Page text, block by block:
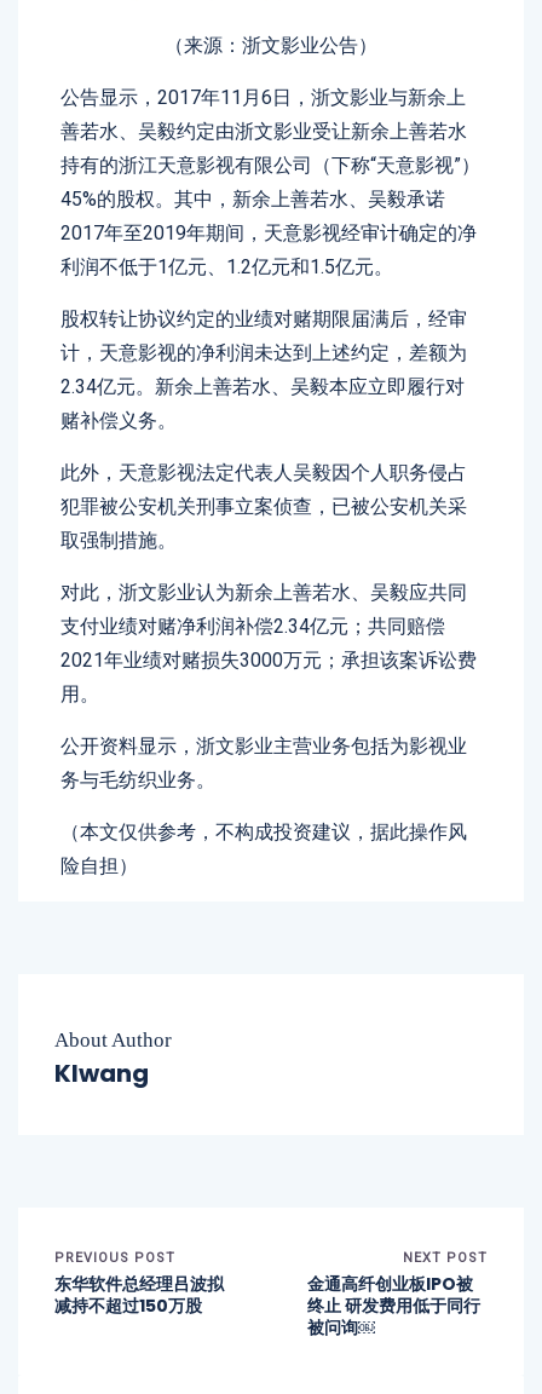
（来源：浙文影业公告）
公告显示，2017年11月6日，浙文影业与新余上
善若水、吴毅约定由浙文影业受让新余上善若水
持有的浙江天意影视有限公司（下称“天意影视”）
45%的股权。其中，新余上善若水、吴毅承诺
2017年至2019年期间，天意影视经审计确定的净
利润不低于1亿元、1.2亿元和1.5亿元。
股权转让协议约定的业绩对赌期限届满后，经审
计，天意影视的净利润未达到上述约定，差额为
2.34亿元。新余上善若水、吴毅本应立即履行对
赌补偿义务。
此外，天意影视法定代表人吴毅因个人职务侵占
犯罪被公安机关刑事立案侦查，已被公安机关采
取强制措施。
对此，浙文影业认为新余上善若水、吴毅应共同
支付业绩对赌净利润补偿2.34亿元；共同赔偿
2021年业绩对赌损失3000万元；承担该案诉讼费
用。
公开资料显示，浙文影业主营业务包括为影视业
务与毛纺织业务。
（本文仅供参考，不构成投资建议，据此操作风
险自担）
About Author
Klwang
PREVIOUS POST
东华软件总经理吕波拟
减持不超过150万股
NEXT POST
金通高纤创业板IPO被
终止 研发费用低于同行
被问询￼